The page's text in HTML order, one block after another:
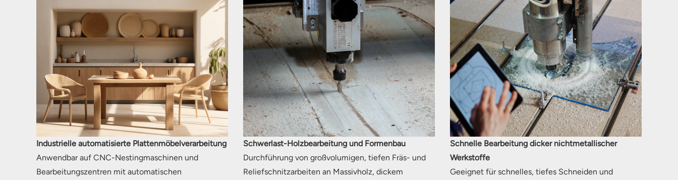
Industrielle automatisierte Plattenmöbelverarbeitung
Anwendbar auf CNC-Nestingmaschinen und
Bearbeitungszentren mit automatischen
Schwerlast-Holzbearbeitung und Formenbau
Durchführung von großvolumigen, tiefen Fräs- und
Reliefschnitzarbeiten an Massivholz, dickem
Schnelle Bearbeitung dicker nichtmetallischer
Werkstoffe
Geeignet für schnelles, tiefes Schneiden und